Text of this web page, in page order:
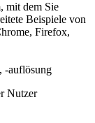
mit dem Sie
Beispiele von
Firefox,
-auflösung
Nutzer